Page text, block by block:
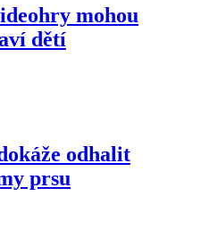
mohou
dětí
odhalit
prsu